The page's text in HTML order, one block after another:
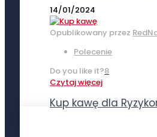
14/01/2024
Opublikowany przez
Polecenie
Do you like it?8
Czytaj więcej
Kup kawę dla